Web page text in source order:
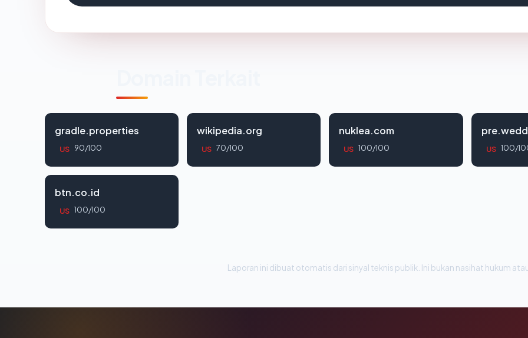
gradle.properties
US 90/100
wikipedia.org
US 70/100
nuklea.com
US 100/100 US 100/
btn.co.id
US 100/100
Laporan ini dibuat otomatis dari sinyal teknis publik. Ini bukan nasihat hukum